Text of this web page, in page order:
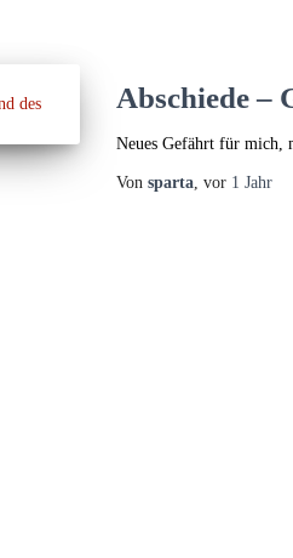
Abschiede –
Neues Gefährt für mich,
Von sparta, vor 1 Jahr